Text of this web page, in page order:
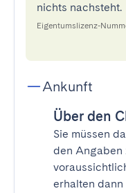
nichts nachsteht.
Eigentumslizenz-
Ankunft
Über den
Sie müssen
den Angaben
erhalten